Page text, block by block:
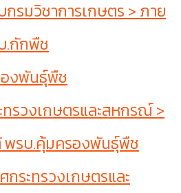
กรมวิชาการเกษตร > ภาย
.กักพืช
งพันธุ์พืช
รวงเกษตรและสหกรณ์ >
พรบ.คุ้มครองพันธุ์พืช
กระทรวงเกษตรและ